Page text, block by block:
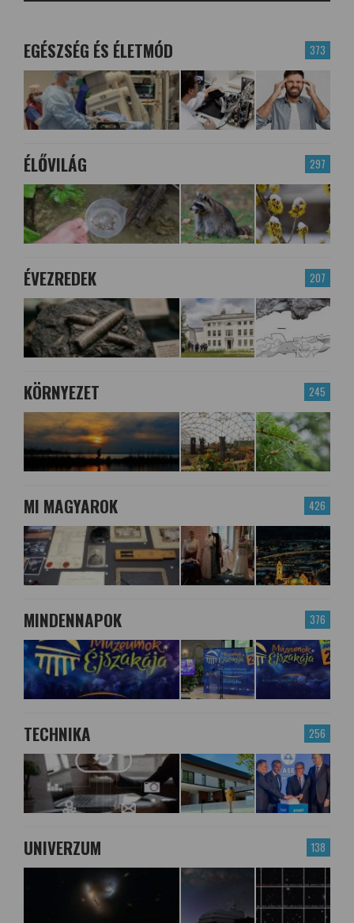
373
EGÉSZSÉG ÉS ÉLETMÓD
297
ÉLŐVILÁG
207
ÉVEZREDEK
245
KÖRNYEZET
426
MI MAGYAROK
376
MINDENNAPOK
256
TECHNIKA
138
UNIVERZUM